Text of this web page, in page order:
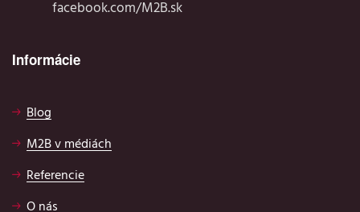
facebook.com/M2B.sk
Informácie
Blog
M2B v médiách
Referencie
O nás